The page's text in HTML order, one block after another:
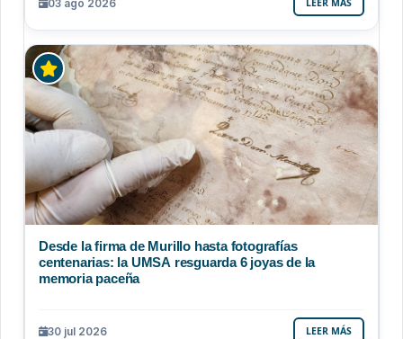
03 ago 2026 LEER MÁS
Desde la firma de Murillo hasta fotografías
centenarias: la UMSA resguarda 6 joyas de la
memoria paceña
30 jul 2026 LEER MÁS